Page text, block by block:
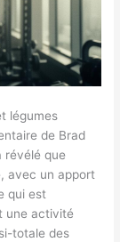
légumes
de Brad
révélé que
avec un apport
qui est
une activité
totale des